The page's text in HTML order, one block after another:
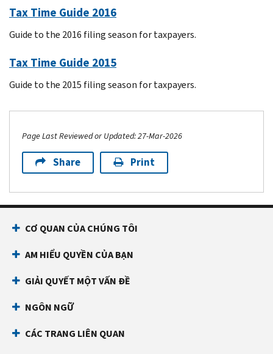
Tax Time Guide 2016
Guide to the 2016 filing season for taxpayers.
Tax Time Guide 2015
Guide to the 2015 filing season for taxpayers.
Page Last Reviewed or Updated: 27-Mar-2026
Share Print
Footer Navigation
CƠ QUAN CỦA CHÚNG TÔI
AM HIỂU QUYỀN CỦA BẠN
GIẢI QUYẾT MỘT VẤN ĐỀ
NGÔN NGỮ
CÁC TRANG LIÊN QUAN